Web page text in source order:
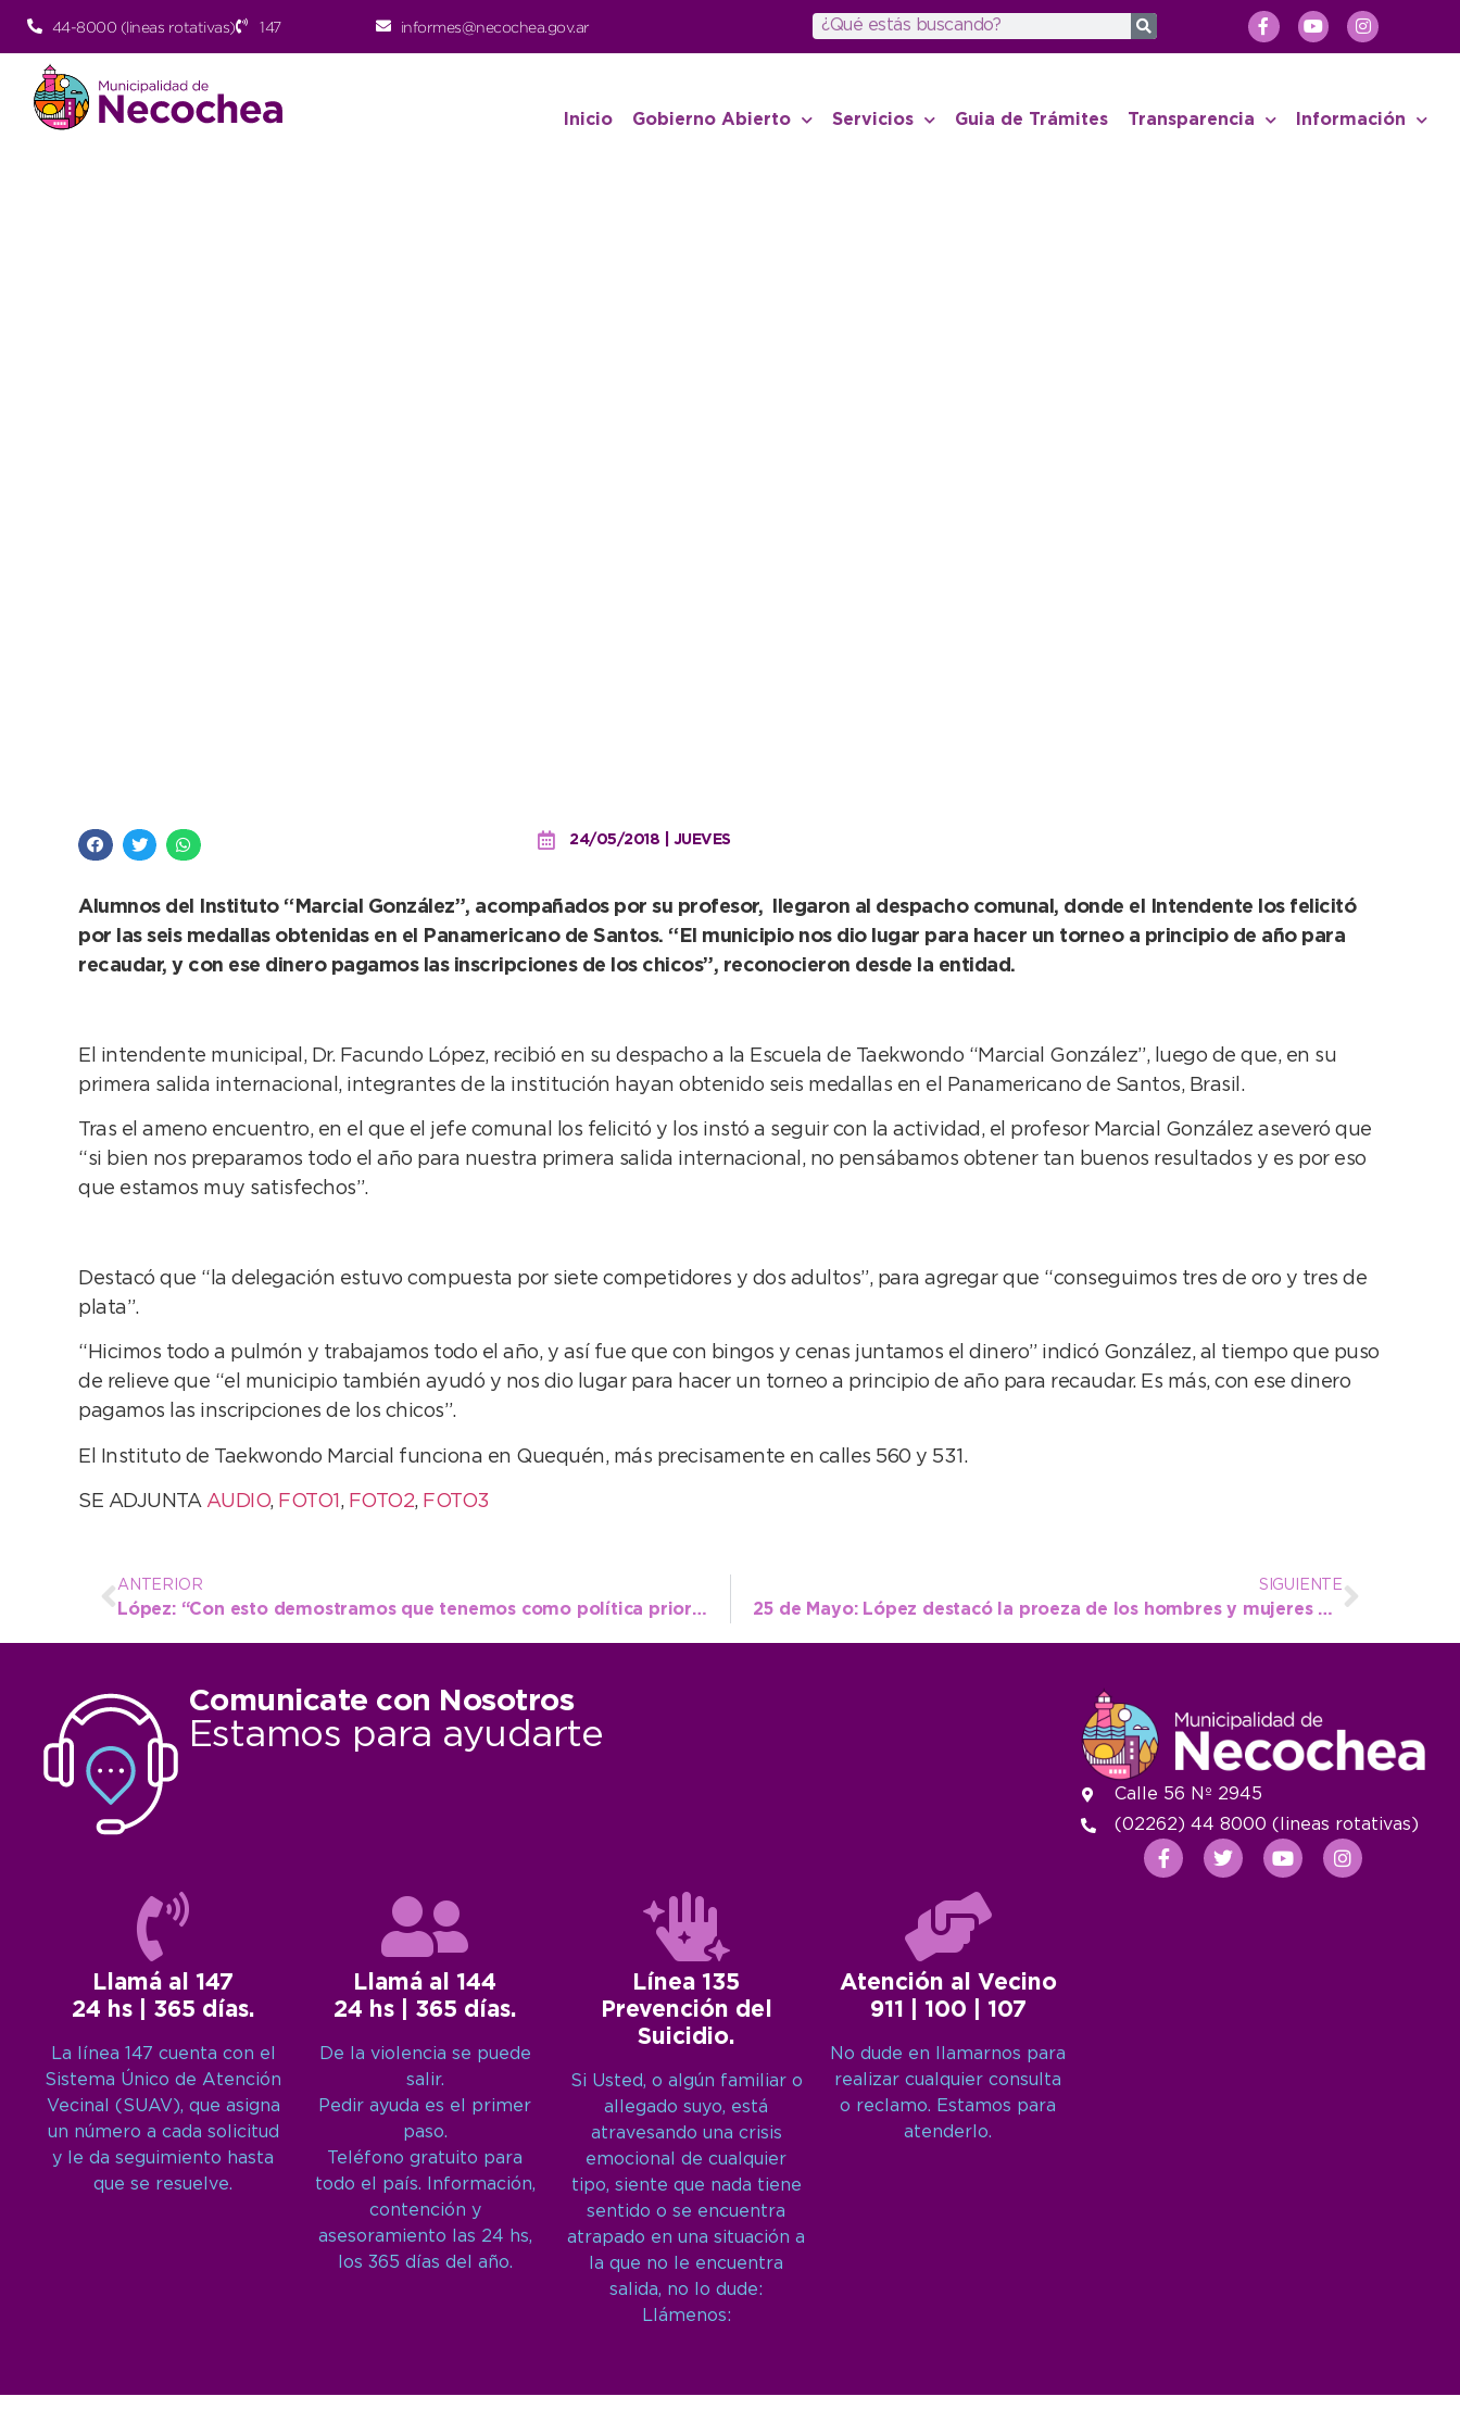
44-8000 (lineas rotativas) 147 informes@necochea.gov.ar
Inicio Gobierno Abierto Servicios Guia de Trámites Transparencia Información
24/05/2018 | JUEVES
Alumnos del Instituto “Marcial González”, acompañados por su profesor, llegaron al despacho comunal, donde el Intendente los felicitó
por las seis medallas obtenidas en el Panamericano de Santos. “El municipio nos dio lugar para hacer un torneo a principio de año para
recaudar, y con ese dinero pagamos las inscripciones de los chicos”, reconocieron desde la entidad.
El intendente municipal, Dr. Facundo López, recibió en su despacho a la Escuela de Taekwondo “Marcial González”, luego de que, en su
primera salida internacional, integrantes de la institución hayan obtenido seis medallas en el Panamericano de Santos, Brasil.
Tras el ameno encuentro, en el que el jefe comunal los felicitó y los instó a seguir con la actividad, el profesor Marcial González aseveró que
“si bien nos preparamos todo el año para nuestra primera salida internacional, no pensábamos obtener tan buenos resultados y es por eso
que estamos muy satisfechos”.
Destacó que “la delegación estuvo compuesta por siete competidores y dos adultos”, para agregar que “conseguimos tres de oro y tres de
plata”.
“Hicimos todo a pulmón y trabajamos todo el año, y así fue que con bingos y cenas juntamos el dinero” indicó González, al tiempo que puso
de relieve que “el municipio también ayudó y nos dio lugar para hacer un torneo a principio de año para recaudar. Es más, con ese dinero
pagamos las inscripciones de los chicos”.
El Instituto de Taekwondo Marcial funciona en Quequén, más precisamente en calles 560 y 531.
SE ADJUNTA AUDIO, FOTO1 , FOTO2, FOTO3
ANTERIOR
López: “Con esto demostramos que tenemos como política prioritaria la salud”
SIGUIENTE
25 de Mayo: López destacó la proeza de los hombres y mujeres de la época para la liberación
Comunicate con Nosotros
Estamos para ayudarte
Llamá al 147
24 hs | 365 días.
La línea 147 cuenta con el
Sistema Único de Atención
Vecinal (SUAV), que asigna
un número a cada solicitud
y le da seguimiento hasta
que se resuelve.
Llamá al 144
24 hs | 365 días.
De la violencia se puede
salir.
Pedir ayuda es el primer
paso.
Teléfono gratuito para
todo el país. Información,
contención y
asesoramiento las 24 hs,
los 365 días del año.
Línea 135
Prevención del
Suicidio.
Si Usted, o algún familiar o
allegado suyo, está
atravesando una crisis
emocional de cualquier
tipo, siente que nada tiene
sentido o se encuentra
atrapado en una situación a
la que no le encuentra
salida, no lo dude:
Llámenos:
Atención al Vecino
911 | 100 | 107
No dude en llamarnos para
realizar cualquier consulta
o reclamo. Estamos para
atenderlo.
Calle 56 Nº 2945
(02262) 44 8000 (lineas rotativas)